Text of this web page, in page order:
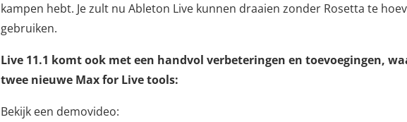
kampen hebt. Je zult nu Ableton Live kunnen draaien zonder Rosetta te
gebruiken.
Live 11.1 komt ook met een handvol verbeteringen en toevoegingen,
twee nieuwe Max for Live tools:
Bekijk een demovideo: